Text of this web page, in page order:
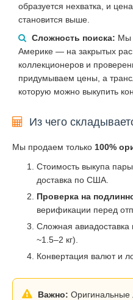
образуется нехватка, и
становится выше.
Сложность поиска: Мы
Америке — на закрытых
коллекционеров и
придумываем цены, а
которую можно выкупить
Из чего
Мы продаем только 100%
Стоимость выкупа
доставка по США.
Проверка на
верификации перед
Сложная
~1.5–2 кг).
Конвертация валют и
Важно: